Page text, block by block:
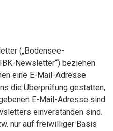
(„Bodensee-
Newsletter“) beziehen
eine E-Mail-Adresse
die Überprüfung gestatten,
E-Mail-Adresse sind
einverstanden sind.
nur auf freiwilliger Basis